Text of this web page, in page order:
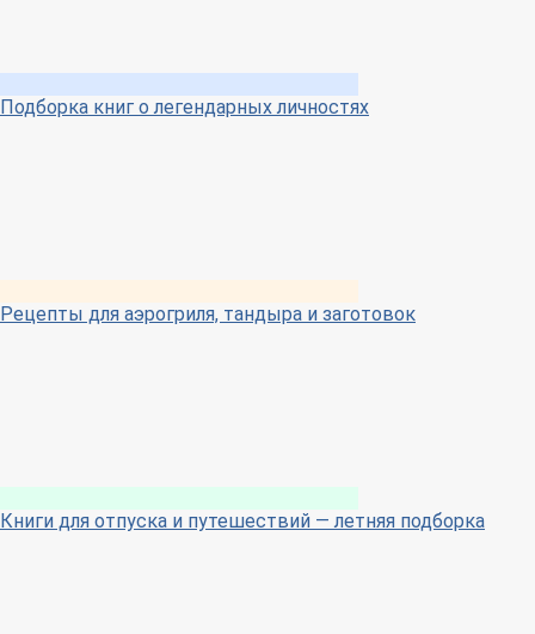
Подборка книг о легендарных личностях
Рецепты для аэрогриля, тандыра и заготовок
Книги для отпуска и путешествий — летняя подборка